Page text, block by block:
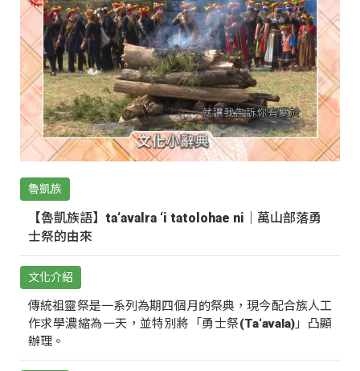
魯凱族
【魯凱族語】ta‘avalra ‘i tatolohae ni｜萬山部落勇
士祭的由來
文化介紹
傳統祖靈祭是一系列為期四個月的祭典，現今配合族人工
作求學濃縮為一天，並特別將「勇士祭(Ta‘avala)」凸顯
辦理。